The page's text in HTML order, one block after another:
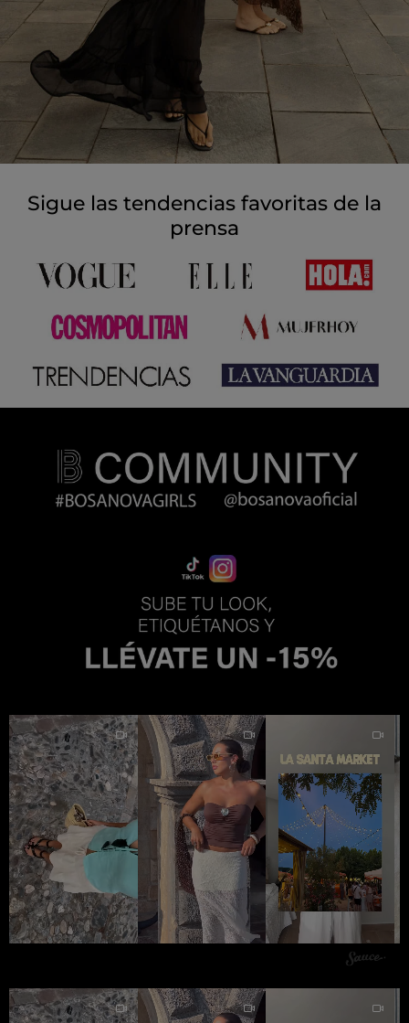
Sigue las tendencias favoritas de la
prensa